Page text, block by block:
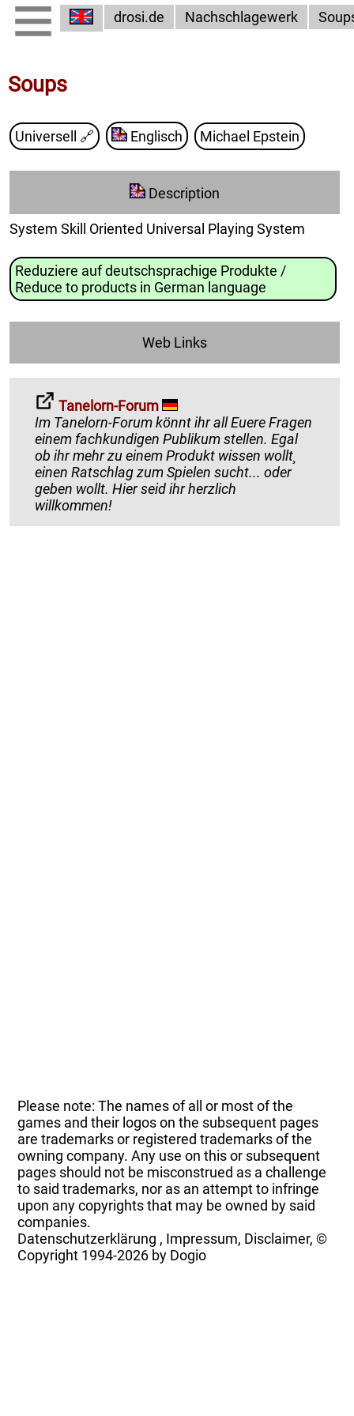
drosi.de Nachschlagewerk
Soups
Universell 🔗 Englisch Michael Epstein
Description
System Skill Oriented Universal Playing System
Reduziere auf deutschsprachige Produkte /
Reduce to products in German language
Web Links
Tanelorn-Forum
Im Tanelorn-Forum könnt ihr all Euere Fragen
einem fachkundigen Publikum stellen. Egal
ob ihr mehr zu einem Produkt wissen wollt¸
einen Ratschlag zum Spielen sucht... oder
geben wollt. Hier seid ihr herzlich
willkommen!
Please note: The names of all or most of the
games and their logos on the subsequent pages
are trademarks or registered trademarks of the
owning company. Any use on this or subsequent
pages should not be misconstrued as a challenge
to said trademarks, nor as an attempt to infringe
upon any copyrights that may be owned by said
companies.
Datenschutzerklärung , Impressum, Disclaimer, ©
Copyright 1994-2026 by Dogio